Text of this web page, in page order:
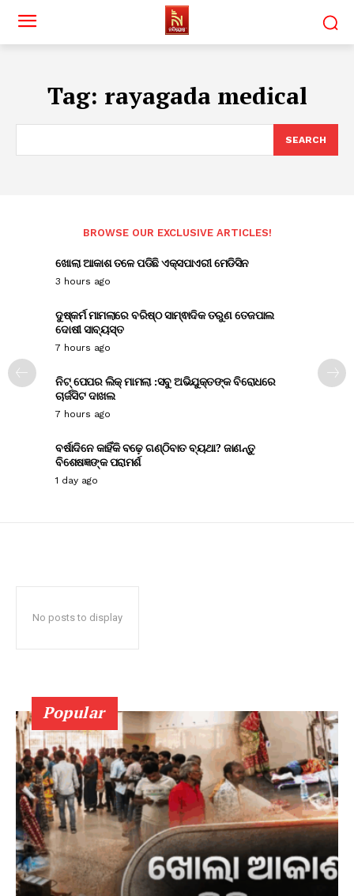
Tag: rayagada medical
SEARCH
BROWSE OUR EXCLUSIVE ARTICLES!
ଖୋଲା ଆକାଶ ତଳେ ପଡିଛି ଏକ୍ସପାଏରୀ ମେଡିସିନ
3 hours ago
ଦୁଷ୍କର୍ମ ମାମଲାରେ ବରିଷ୍ଠ ସାମ୍ଵାଦିକ ତରୁଣ ତେଜପାଲ
ଦୋଷୀ ସାବ୍ୟସ୍ତ
7 hours ago
ନିଟ୍ ପେପର ଲିକ୍ ମାମଲା :ସବୁ ଅଭିଯୁକ୍ତଙ୍କ ବିରୋଧରେ
ଚାର୍ଜସିଟ ଦାଖଲ
7 hours ago
ବର୍ଷାଦିନେ କାହିଁକି ବଢ଼େ ଗଣ୍ଠିବାତ ବ୍ୟଥା? ଜାଣନ୍ତୁ
ବିଶେଷଜ୍ଞଙ୍କ ପରାମର୍ଶ
1 day ago
No posts to display
Popular